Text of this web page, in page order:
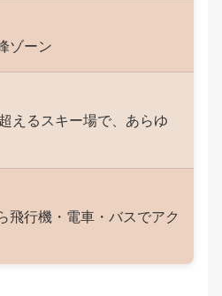
ゾーン
えるスキー場で、あらゆ
飛行機・電車・バスでアク